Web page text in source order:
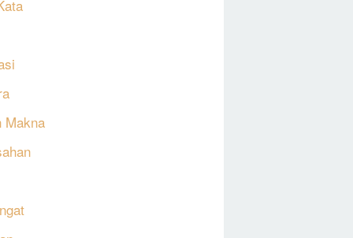
Makna